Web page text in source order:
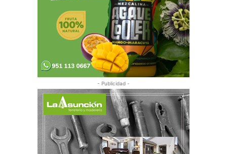
- Publicidad -